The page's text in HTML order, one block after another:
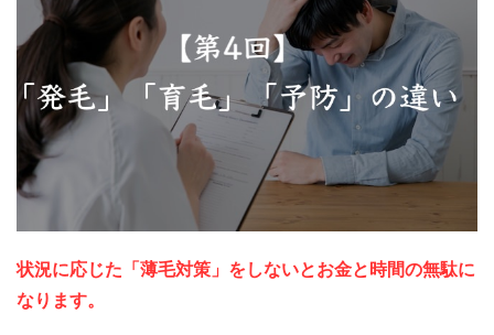
状況に応じた「薄毛対策」をしないとお金と時間の無駄に
なります。